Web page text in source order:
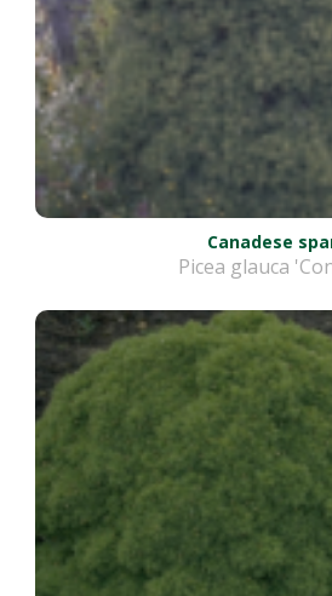
Canadese
Picea glauca